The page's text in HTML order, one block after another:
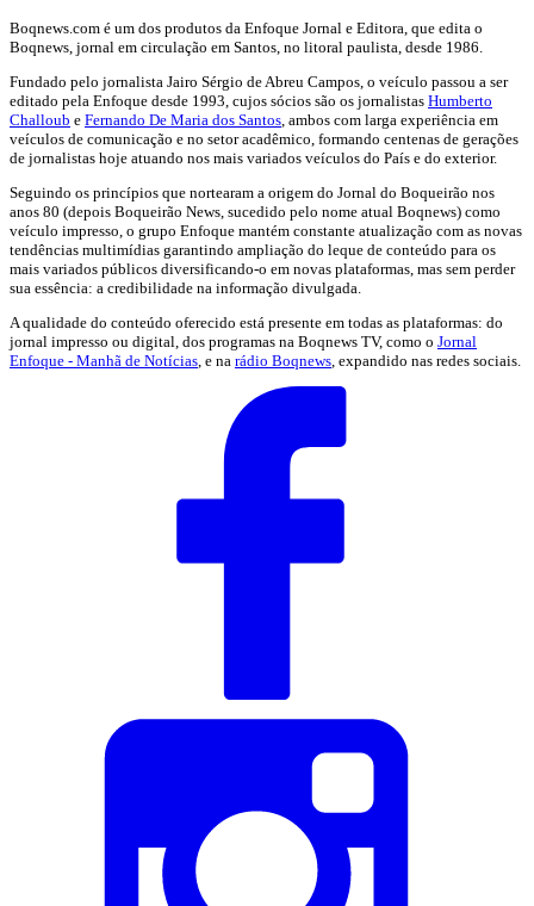
Boqnews.com é um dos produtos da Enfoque Jornal e Editora, que edita o
Boqnews, jornal em circulação em Santos, no litoral paulista, desde 1986.
Fundado pelo jornalista Jairo Sérgio de Abreu Campos, o veículo passou a ser
editado pela Enfoque desde 1993, cujos sócios são os jornalistas Humberto
Challoub e Fernando De Maria dos Santos , ambos com larga experiência em
veículos de comunicação e no setor acadêmico, formando centenas de gerações
de jornalistas hoje atuando nos mais variados veículos do País e do exterior.
Seguindo os princípios que nortearam a origem do Jornal do Boqueirão nos
anos 80 (depois Boqueirão News, sucedido pelo nome atual Boqnews) como
veículo impresso, o grupo Enfoque mantém constante atualização com as novas
tendências multimídias garantindo ampliação do leque de conteúdo para os
mais variados públicos diversificando-o em novas plataformas, mas sem perder
sua essência: a credibilidade na informação divulgada.
A qualidade do conteúdo oferecido está presente em todas as plataformas: do
jornal impresso ou digital, dos programas na Boqnews TV, como o Jornal
Enfoque - Manhã de Notícias , e na rádio Boqnews , expandido nas redes sociais.